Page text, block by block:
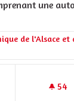
une
la catégorie :
de l'Alsace et
54